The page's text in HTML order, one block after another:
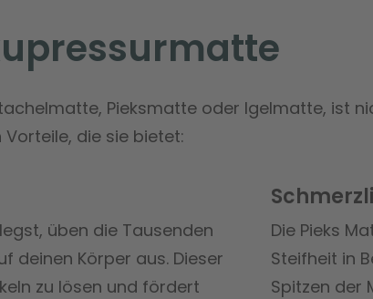
Pieksmatte oder Igelmatte, ist
die sie bietet:
üben die Tausenden
deinen Körper aus. Dieser
zu lösen und fördert
Die Pieks
Steifheit in
Spitzen der